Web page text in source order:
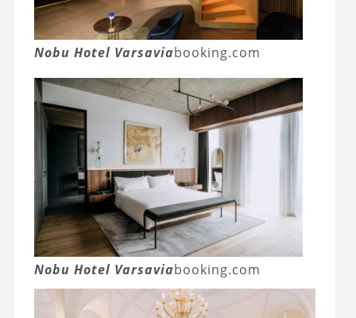
Nobu Hotel Varsaviabooking.com
Nobu Hotel Varsaviabooking.com